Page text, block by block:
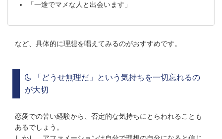
「一途でマメな人と出会います」
など、具体的に理想を唱えてみるのがおすすめです。
「どうせ無理だ」という気持ちを一切忘れるの
が大切
恋愛での苦い経験から、否定的な気持ちにとらわれることも
あるでしょう。